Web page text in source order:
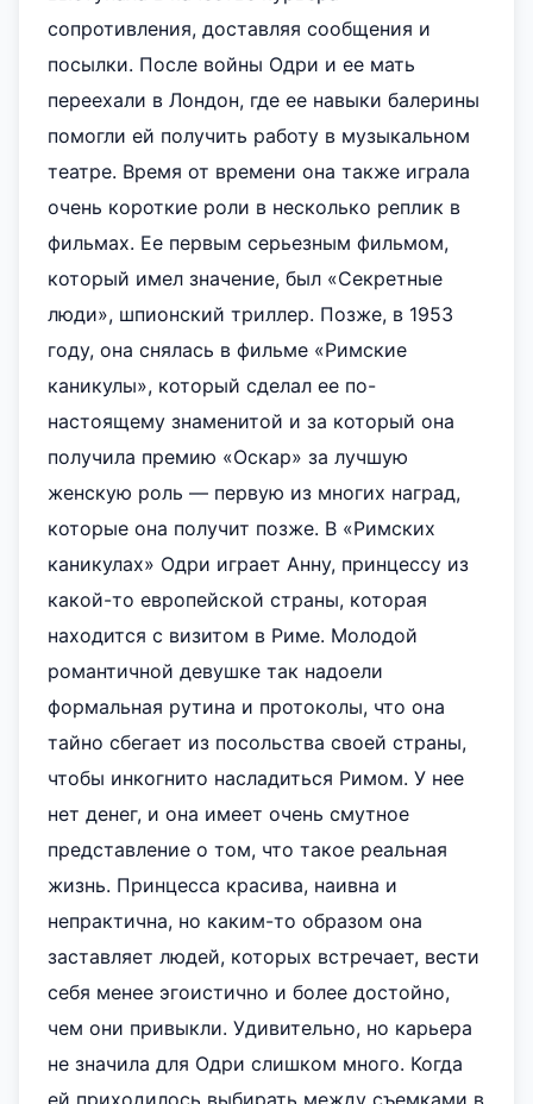
сопротивления, доставляя сообщения и
посылки. После войны Одри и ее мать
переехали в Лондон, где ее навыки балерины
помогли ей получить работу в музыкальном
театре. Время от времени она также играла
очень короткие роли в несколько реплик в
фильмах. Ее первым серьезным фильмом,
который имел значение, был «Секретные
люди», шпионский триллер. Позже, в 1953
году, она снялась в фильме «Римские
каникулы», который сделал ее по-
настоящему знаменитой и за который она
получила премию «Оскар» за лучшую
женскую роль — первую из многих наград,
которые она получит позже. В «Римских
каникулах» Одри играет Анну, принцессу из
какой-то европейской страны, которая
находится с визитом в Риме. Молодой
романтичной девушке так надоели
формальная рутина и протоколы, что она
тайно сбегает из посольства своей страны,
чтобы инкогнито насладиться Римом. У нее
нет денег, и она имеет очень смутное
представление о том, что такое реальная
жизнь. Принцесса красива, наивна и
непрактична, но каким-то образом она
заставляет людей, которых встречает, вести
себя менее эгоистично и более достойно,
чем они привыкли. Удивительно, но карьера
не значила для Одри слишком много. Когда
ей приходилось выбирать между съемками в